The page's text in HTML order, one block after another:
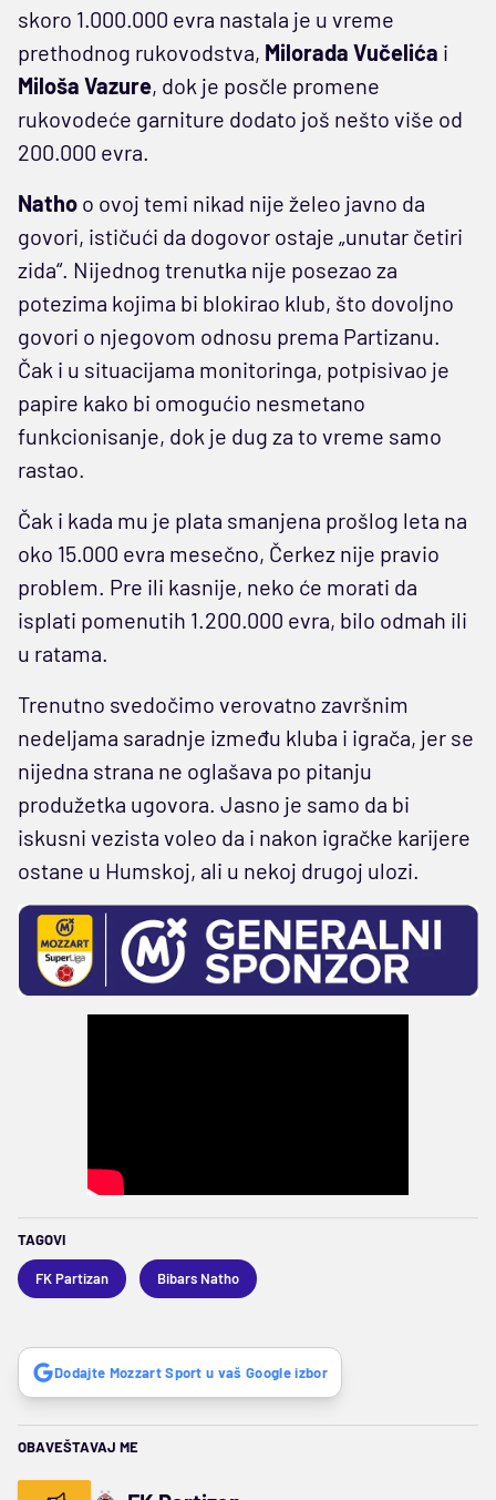
skoro 1.000.000 evra nastala je u vreme
prethodnog rukovodstva, Milorada Vučelića i
Miloša Vazure, dok je posčle promene
rukovodeće garniture dodato još nešto više od
200.000 evra.
Natho o ovoj temi nikad nije želeo javno da
govori, ističući da dogovor ostaje „unutar četiri
zida“. Nijednog trenutka nije posezao za
potezima kojima bi blokirao klub, što dovoljno
govori o njegovom odnosu prema Partizanu.
Čak i u situacijama monitoringa, potpisivao je
papire kako bi omogućio nesmetano
funkcionisanje, dok je dug za to vreme samo
rastao.
Čak i kada mu je plata smanjena prošlog leta na
oko 15.000 evra mesečno, Čerkez nije pravio
problem. Pre ili kasnije, neko će morati da
isplati pomenutih 1.200.000 evra, bilo odmah ili
u ratama.
Trenutno svedočimo verovatno završnim
nedeljama saradnje između kluba i igrača, jer se
nijedna strana ne oglašava po pitanju
produžetka ugovora. Jasno je samo da bi
iskusni vezista voleo da i nakon igračke karijere
ostane u Humskoj, ali u nekoj drugoj ulozi.
TAGOVI
FK Partizan Bibars Natho
Dodajte Mozzart Sport u vaš Google izbor
OBAVEŠTAVAJ ME